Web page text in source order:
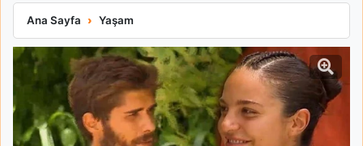
Ana Sayfa Yaşam
Survivor 2026 da Barış Murat Yunan Güzeline Aşk Mektubu